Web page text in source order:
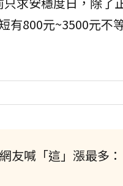
有800元~3500元不
友喊「這」漲最多：